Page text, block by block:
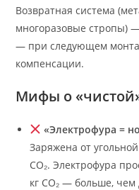
Возвратная система
многоразовые стропы) —
— при следующем
компенсации.
Мифы о
«Электрофура =
Заряжена от
CO₂. Электрофура
кг CO₂ — больше, чем